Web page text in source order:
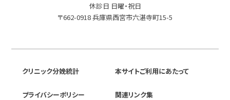
休診日 日曜・祝日
〒662-0918 兵庫県西宮市六湛寺町15-5
クリニック分娩統計 本サイトご利用にあたって
プライバシーポリシー 関連リンク集